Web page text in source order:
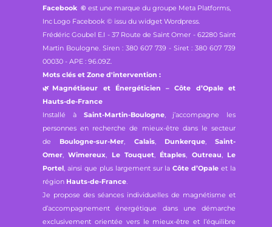
Facebook © est une marque du groupe Meta Platforms,
Inc Logo Facebook © issu du widget Wordpress.
Frédéric Goubel E.I - 37 Route de Saint Omer - 62280 Saint
Martin Boulogne. Siren : 380 607 739 - Siret : 380 607 739
00030 - APE : 96.09Z.
Mots clés et Zone d'intervention :
🌿 Magnétiseur et Énergéticien – Côte d’Opale et
Hauts-de-France
Installé à Saint-Martin-Boulogne, j’accompagne les
personnes en recherche de mieux-être dans le secteur
de Boulogne-sur-Mer, Calais, Dunkerque, Saint-
Omer,Wimereux, Le Touquet, Étaples, Outreau, Le
Portel , ainsi que plus largement sur laCôte d’Opale et la
région Hauts-de-France.
Je propose des séances individuelles de magnétisme et
d’accompagnement énergétique dans une démarche
exclusivement orientée vers le mieux-être et l’équilibre